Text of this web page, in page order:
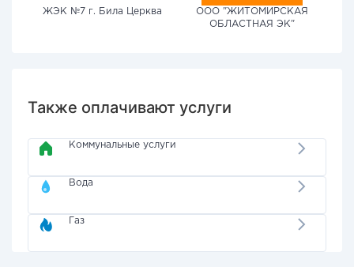
ЖЭК №7 г. Била Церква
ООО "ЖИТОМИРСКАЯ
ОБЛАСТНАЯ ЭК"
Также оплачивают услуги
Коммунальные услуги
Вода
Газ